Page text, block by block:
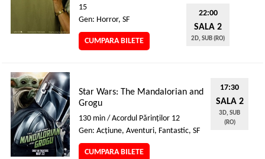
15
Gen: Horror, SF
CUMPARA BILETE
22:00
SALA 2
2D, SUB (RO)
Star Wars: The Mandalorian and
Grogu
130 min / Acordul Părinţilor 12
Gen: Acţiune, Aventuri, Fantastic, SF
CUMPARA BILETE
17:30
SALA 2
3D, SUB
(RO)